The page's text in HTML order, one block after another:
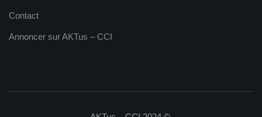
Contact
Annoncer sur AKTus – CCI